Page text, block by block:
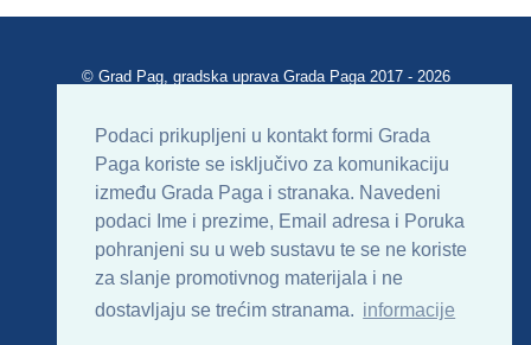
Podaci prikupljeni u kontakt formi Grada
Paga koriste se isključivo za komunikaciju
između Grada Paga i stranaka. Navedeni
podaci Ime i prezime, Email adresa i Poruka
pohranjeni su u web sustavu te se ne koriste
za slanje promotivnog materijala i ne
dostavljaju se trećim stranama. informacije
© Grad Pag, gradska uprava Grada Paga 2017 - 2026
Uvjeti korištenja Impressum
Kontakt
Sitemap
RSS